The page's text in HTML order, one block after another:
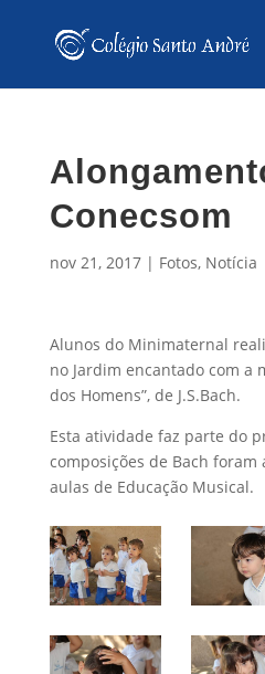
Conecsom
nov 21, 2017| Fotos, Notícia
Alunos do Minimaternal
no Jardim encantado com a
dos Homens”, de J.S.Bach.
Esta atividade faz parte do
composições de Bach
aulas de Educação Musical.